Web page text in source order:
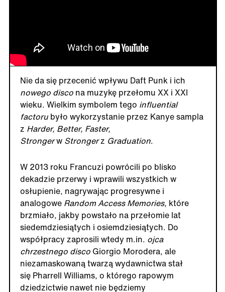
Nie da się przecenić wpływu Daft Punk i ich
nowego disco na muzykę przełomu XX i XXI
wieku. Wielkim symbolem tego influential
factorubyło wykorzystanie przez Kanye sampla
z Harder, Better, Faster,
Strongerw Strongerz Graduation.
W 2013 roku Francuzi powrócili po blisko
dekadzie przerwy i wprawili wszystkich w
osłupienie, nagrywając progresywne i
analogowe Random Access Memories, które
brzmiało, jakby powstało na przełomie lat
siedemdziesiątych i osiemdziesiątych. Do
współpracy zaprosili wtedy m.in. ojca
chrzestnego disco Giorgio Morodera, ale
niezamaskowaną twarzą wydawnictwa stał
się Pharrell Williams, o którego rapowym
dziedzictwie nawet nie będziemy